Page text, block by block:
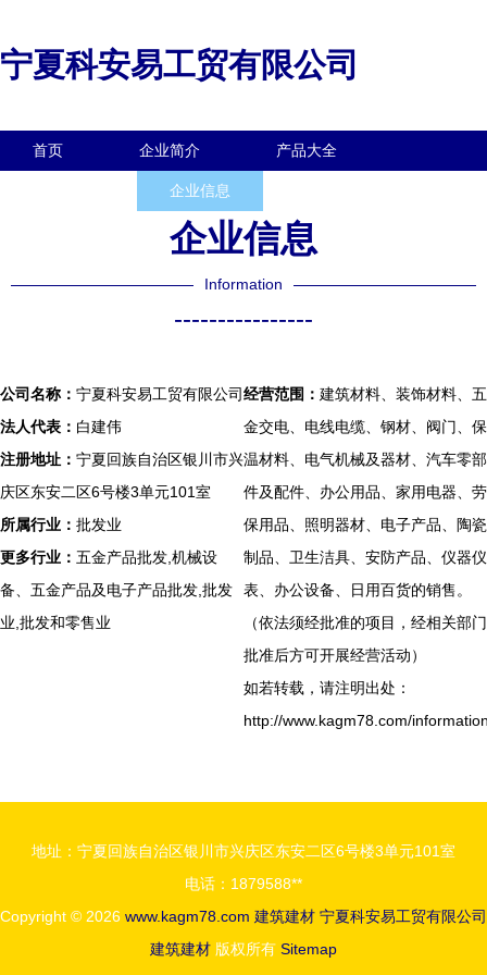
宁夏科安易工贸有限公司
首页 企业简介 产品大全
企业信息
企业信息
Information
----------------
公司名称： 宁夏科安易工贸有限公司
法人代表： 白建伟
注册地址： 宁夏回族自治区银川市兴
庆区东安二区6号楼3单元101室
所属行业： 批发业
更多行业： 五金产品批发,机械设
备、五金产品及电子产品批发,批发
业,批发和零售业
经营范围： 建筑材料、装饰材料、五
金交电、电线电缆、钢材、阀门、保
温材料、电气机械及器材、汽车零部
件及配件、办公用品、家用电器、劳
保用品、照明器材、电子产品、陶瓷
制品、卫生洁具、安防产品、仪器仪
表、办公设备、日用百货的销售。
（依法须经批准的项目，经相关部门
批准后方可开展经营活动）
如若转载，请注明出处：
http://www.kagm78.com/
地址：宁夏回族自治区银川市兴庆区东安二区6号楼3单元101室
电话：1879588**
Copyright © 2026 www.kagm78.com 建筑建材 宁夏科安易工贸有限公司
建筑建材 版权所有 Sitemap